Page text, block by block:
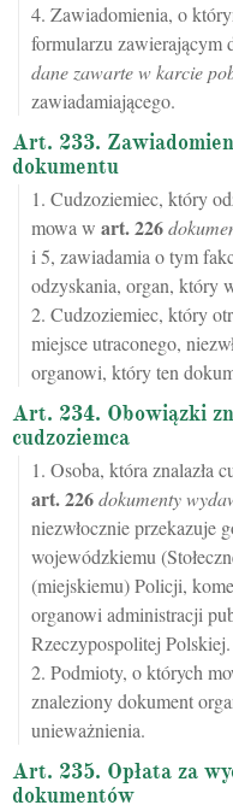
4. Zawiadomienia, o
formularzu zawierającym
dane zawarte w karcie
zawiadamiającego.
Art. 233.
dokumentu
1. Cudzoziemiec, który
mowa w art.226
i 5, zawiadamia o tym
odzyskania, organ, który
2. Cudzoziemiec, który
miejsce utraconego,
organowi, który ten
Art. 234. Obowiązki
cudzoziemca
1. Osoba, która znalazła
art.226dokumenty
niezwłocznie przekazuje
wojewódzkiemu
(miejskiemu) Policji,
organowi administracji
Rzeczypospolitej Polskiej.
2. Podmioty, o których
znaleziony dokument
unieważnienia.
Art. 235. Opłata za
dokumentów